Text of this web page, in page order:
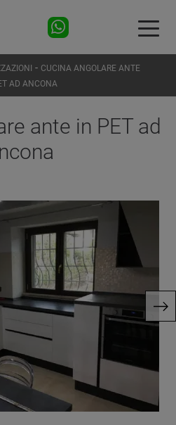
- CUCINA ANGOLARE ANTE
AD ANCONA
ante in PET ad